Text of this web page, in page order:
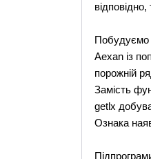
Побудуємо
Aexan із
порожній
Замість
getlx
Ознака